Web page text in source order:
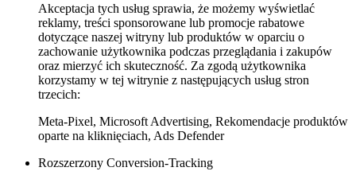
Akceptacja tych usług sprawia, że możemy wyświetlać
reklamy, treści sponsorowane lub promocje rabatowe
dotyczące naszej witryny lub produktów w oparciu o
zachowanie użytkownika podczas przeglądania i zakupów
oraz mierzyć ich skuteczność. Za zgodą użytkownika
korzystamy w tej witrynie z następujących usług stron
trzecich:
Meta-Pixel, Microsoft Advertising, Rekomendacje produktów
oparte na kliknięciach, Ads Defender
Rozszerzony Conversion-Tracking